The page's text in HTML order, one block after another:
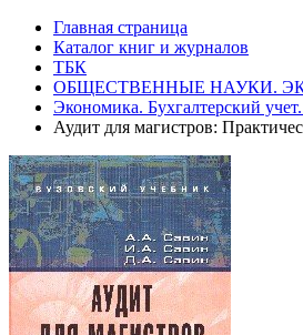
Главная страница
Каталог книг и журналов
ТБК
ОБЩЕСТВЕННЫЕ НАУКИ.
Экономика. Бухгалтерский
Аудит для магистров: